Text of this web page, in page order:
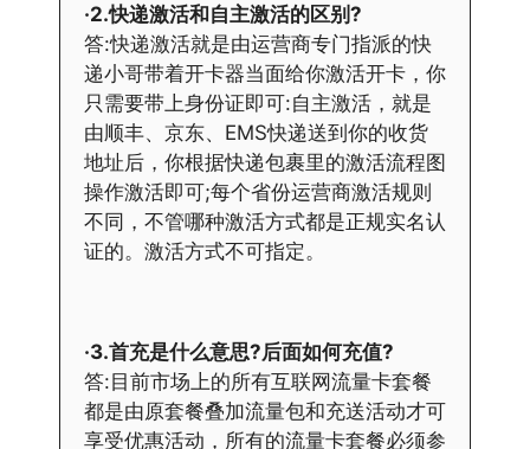
·2.快递激活和自主激活的区别?
答:快递激活就是由运营商专门指派的快
递小哥带着开卡器当面给你激活开卡，你
只需要带上身份证即可:自主激活，就是
由顺丰、京东、EMS快递送到你的收货
地址后，你根据快递包裹里的激活流程图
操作激活即可;每个省份运营商激活规则
不同，不管哪种激活方式都是正规实名认
证的。激活方式不可指定。
·3.首充是什么意思?后面如何充值?
答:目前市场上的所有互联网流量卡套餐
都是由原套餐叠加流量包和充送活动才可
享受优惠活动，所有的流量卡套餐必须参